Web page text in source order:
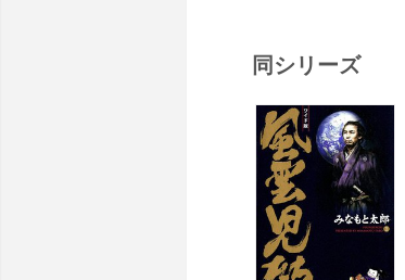
同シリーズ